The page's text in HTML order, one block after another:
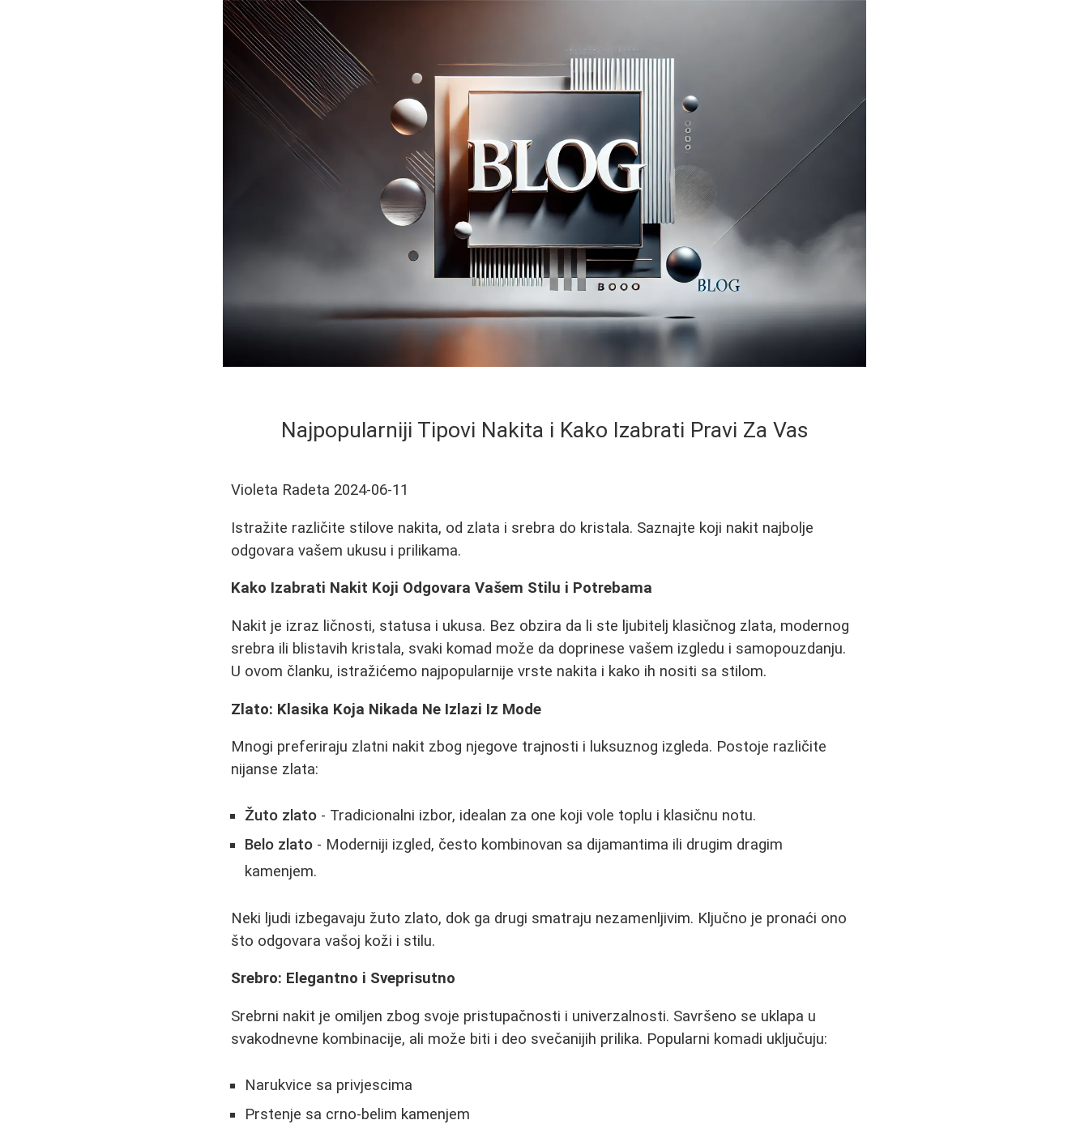
Najpopularniji Tipovi Nakita i Kako Izabrati Pravi Za Vas
Violeta Radeta 2024-06-11
Istražite različite stilove nakita, od zlata i srebra do kristala. Saznajte koji nakit najbolje
odgovara vašem ukusu i prilikama.
Kako Izabrati Nakit Koji Odgovara Vašem Stilu i Potrebama
Nakit je izraz ličnosti, statusa i ukusa. Bez obzira da li ste ljubitelj klasičnog zlata, modernog
srebra ili blistavih kristala, svaki komad može da doprinese vašem izgledu i samopouzdanju.
U ovom članku, istražićemo najpopularnije vrste nakita i kako ih nositi sa stilom.
Zlato: Klasika Koja Nikada Ne Izlazi Iz Mode
Mnogi preferiraju zlatni nakit zbog njegove trajnosti i luksuznog izgleda. Postoje različite
nijanse zlata:
Žuto zlato - Tradicionalni izbor, idealan za one koji vole toplu i klasičnu notu.
Belo zlato - Moderniji izgled, često kombinovan sa dijamantima ili drugim dragim
kamenjem.
Neki ljudi izbegavaju žuto zlato, dok ga drugi smatraju nezamenljivim. Ključno je pronaći ono
što odgovara vašoj koži i stilu.
Srebro: Elegantno i Sveprisutno
Srebrni nakit je omiljen zbog svoje pristupačnosti i univerzalnosti. Savršeno se uklapa u
svakodnevne kombinacije, ali može biti i deo svečanijih prilika. Popularni komadi uključuju:
Narukvice sa privjescima
Prstenje sa crno-belim kamenjem